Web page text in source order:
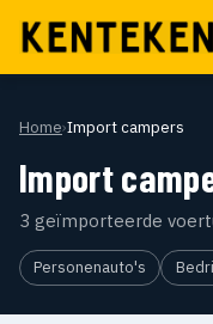
Home›Import campers
Import
3 geïmporteerde
Personenauto's